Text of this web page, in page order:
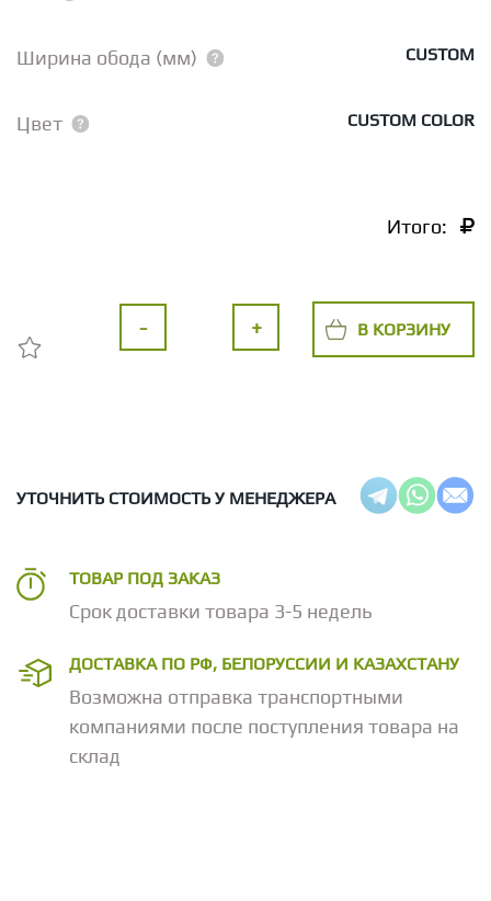
Ширина обода (мм) CUSTOM
Цвет CUSTOM COLOR
Итого:
- + В КОРЗИНУ
УТОЧНИТЬ СТОИМОСТЬ У МЕНЕДЖЕРА
ТОВАР ПОД ЗАКАЗ
Срок доставки товара 3-5 недель
ДОСТАВКА ПО РФ, БЕЛОРУССИИ И КАЗАХСТАНУ
Возможна отправка транспортными
компаниями после поступления товара на
склад